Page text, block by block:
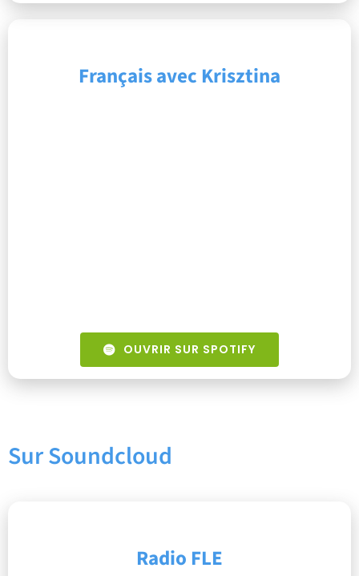
Français avec Krisztina
OUVRIR SUR SPOTIFY
Sur Soundcloud
Radio FLE